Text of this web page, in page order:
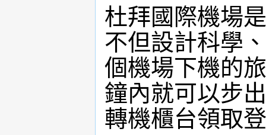
杜拜國際機場
不但設計科學
個機場下機的
鐘內就可以步
轉機櫃台領取